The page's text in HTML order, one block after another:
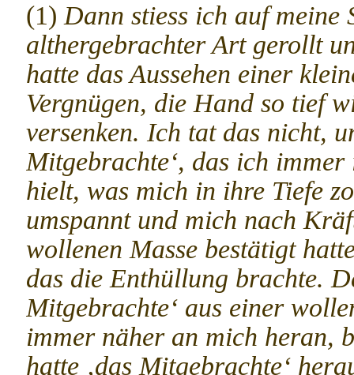
(1) Dann stiess ich auf meine
althergebrachter Art gerollt
hatte das Aussehen einer
Vergnügen, die Hand so tief
versenken. Ich tat das nicht,
Mitgebrachte‘, das ich
hielt, was mich in ihre Tiefe
umspannt und mich nach
wollenen Masse bestätigt
das die Enthüllung brachte.
Mitgebrachte‘ aus einer
immer näher an mich heran,
hatte ‚das Mitgebrachte‘